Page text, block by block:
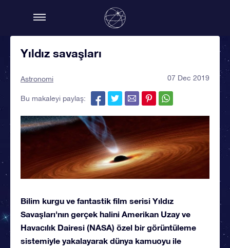
Yıldız savaşları
Astronomi 07 Dec 2019
Bu makaleyi paylaş:
Bilim kurgu ve fantastik film serisi Yıldız
Savaşları'nın gerçek halini Amerikan Uzay ve
Havacılık Dairesi (NASA) özel bir görüntüleme
sistemiyle yakalayarak dünya kamuoyu ile